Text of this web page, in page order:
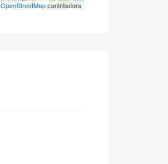
OpenStreetMapcontributors